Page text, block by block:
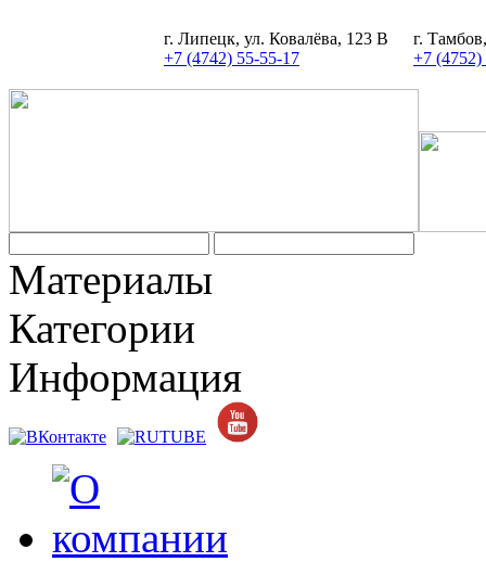
г. Липецк, ул. Ковалёва, 123 В
+7 (4742) 55-55-17
г.
+7 (4752)
Материалы
Категории
Информация
Задать вопрос